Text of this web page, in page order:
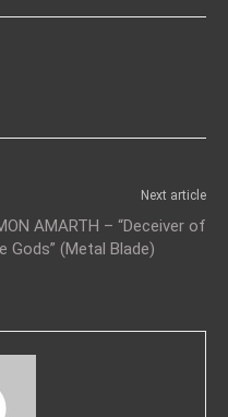
Next article
AMARTH – “Deceiver of
Gods” (Metal Blade)